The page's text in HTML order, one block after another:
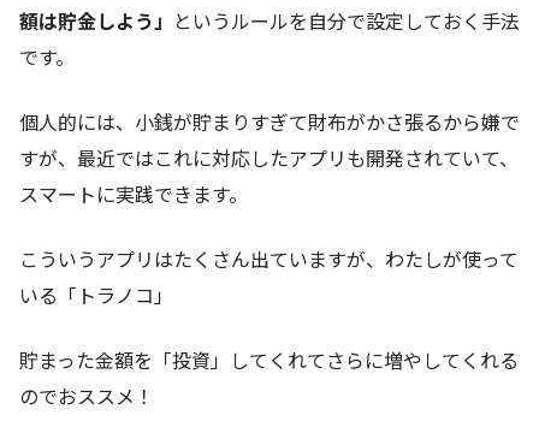
額は貯金しよう」 というルールを自分で設定しておく手法
です。
個人的には、小銭が貯まりすぎて財布がかさ張るから嫌で
すが、最近ではこれに対応したアプリも開発されていて、
スマートに実践できます。
こういうアプリはたくさん出ていますが、わたしが使って
いる「トラノコ」
貯まった金額を「投資」してくれてさらに増やしてくれる
のでおススメ！